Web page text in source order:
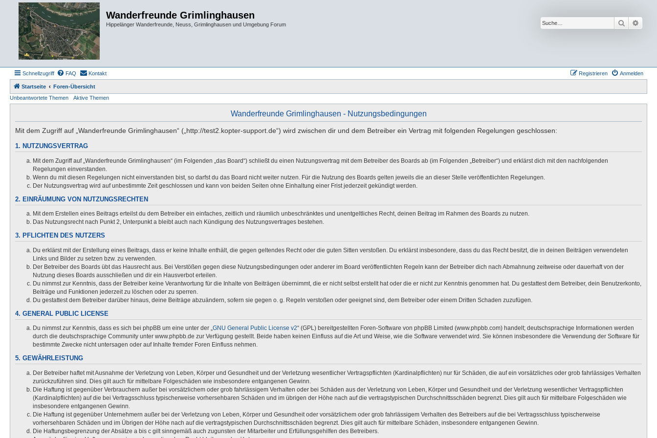
Wanderfreunde Grimlinghausen
Hippelänger Wanderfreunde, Neuss, Grimlinghausen und Umgebung Forum Suche
Schnellzugriff FAQ Kontakt Anmelden
Registrieren
Startseite
Foren-Übersicht
Unbeantwortete Themen
Aktive Themen
Wanderfreunde Grimlinghausen - Nutzungsbedingungen
Mit dem Zugriff auf „Wanderfreunde Grimlinghausen“ („http://test2.kopter-support.de“) wird zwischen dir und dem Betreiber ein Vertrag mit folgenden Regelungen geschlossen:
1. NUTZUNGSVERTRAG
Mit dem Zugriff auf „Wanderfreunde Grimlinghausen“ (im Folgenden „das Board“) schließt du einen Nutzungsvertrag mit dem Betreiber des Boards ab (im Folgenden „Betreiber“) und erklärst dich mit den nachfolgenden
Regelungen einverstanden.
Wenn du mit diesen Regelungen nicht einverstanden bist, so darfst du das Board nicht weiter nutzen. Für die Nutzung des Boards gelten jeweils die an dieser Stelle veröffentlichten Regelungen.
Der Nutzungsvertrag wird auf unbestimmte Zeit geschlossen und kann von beiden Seiten ohne Einhaltung einer Frist jederzeit gekündigt werden.
2. EINRÄUMUNG VON NUTZUNGSRECHTEN
Mit dem Erstellen eines Beitrags erteilst du dem Betreiber ein einfaches, zeitlich und räumlich unbeschränktes und unentgeltliches Recht, deinen Beitrag im Rahmen des Boards zu nutzen.
Das Nutzungsrecht nach Punkt 2, Unterpunkt a bleibt auch nach Kündigung des Nutzungsvertrages bestehen.
3. PFLICHTEN DES NUTZERS
Du erklärst mit der Erstellung eines Beitrags, dass er keine Inhalte enthält, die gegen geltendes Recht oder die guten Sitten verstoßen. Du erklärst insbesondere, dass du das Recht besitzt, die in deinen Beiträgen verwendeten
Links und Bilder zu setzen bzw. zu verwenden.
Der Betreiber des Boards übt das Hausrecht aus. Bei Verstößen gegen diese Nutzungsbedingungen oder anderer im Board veröffentlichten Regeln kann der Betreiber dich nach Abmahnung zeitweise oder dauerhaft von der
Nutzung dieses Boards ausschließen und dir ein Hausverbot erteilen.
Du nimmst zur Kenntnis, dass der Betreiber keine Verantwortung für die Inhalte von Beiträgen übernimmt, die er nicht selbst erstellt hat oder die er nicht zur Kenntnis genommen hat. Du gestattest dem Betreiber, dein Benutzerkonto,
Beiträge und Funktionen jederzeit zu löschen oder zu sperren.
Du gestattest dem Betreiber darüber hinaus, deine Beiträge abzuändern, sofern sie gegen o. g. Regeln verstoßen oder geeignet sind, dem Betreiber oder einem Dritten Schaden zuzufügen.
4. GENERAL PUBLIC LICENSE
Du nimmst zur Kenntnis, dass es sich bei phpBB um eine unter der „GNU General Public License v2“ (GPL) bereitgestellten Foren-Software von phpBB Limited (www.phpbb.com) handelt; deutschsprachige Informationen werden
durch die deutschsprachige Community unter www.phpbb.de zur Verfügung gestellt. Beide haben keinen Einfluss auf die Art und Weise, wie die Software verwendet wird. Sie können insbesondere die Verwendung der Software für
bestimmte Zwecke nicht untersagen oder auf Inhalte fremder Foren Einfluss nehmen.
5. GEWÄHRLEISTUNG
Der Betreiber haftet mit Ausnahme der Verletzung von Leben, Körper und Gesundheit und der Verletzung wesentlicher Vertragspflichten (Kardinalpflichten) nur für Schäden, die auf ein vorsätzliches oder grob fahrlässiges Verhalten
zurückzuführen sind. Dies gilt auch für mittelbare Folgeschäden wie insbesondere entgangenen Gewinn.
Die Haftung ist gegenüber Verbrauchern außer bei vorsätzlichem oder grob fahrlässigem Verhalten oder bei Schäden aus der Verletzung von Leben, Körper und Gesundheit und der Verletzung wesentlicher Vertragspflichten
(Kardinalpflichten) auf die bei Vertragsschluss typischerweise vorhersehbaren Schäden und im übrigen der Höhe nach auf die vertragstypischen Durchschnittsschäden begrenzt. Dies gilt auch für mittelbare Folgeschäden wie
insbesondere entgangenen Gewinn.
Die Haftung ist gegenüber Unternehmern außer bei der Verletzung von Leben, Körper und Gesundheit oder vorsätzlichem oder grob fahrlässigem Verhalten des Betreibers auf die bei Vertragsschluss typischerweise
vorhersehbaren Schäden und im Übrigen der Höhe nach auf die vertragstypischen Durchschnittsschäden begrenzt. Dies gilt auch für mittelbare Schäden, insbesondere entgangenen Gewinn.
Die Haftungsbegrenzung der Absätze a bis c gilt sinngemäß auch zugunsten der Mitarbeiter und Erfüllungsgehilfen des Betreibers.